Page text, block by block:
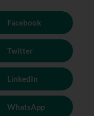
Facebook
Twitter
LinkedIn
WhatsApp